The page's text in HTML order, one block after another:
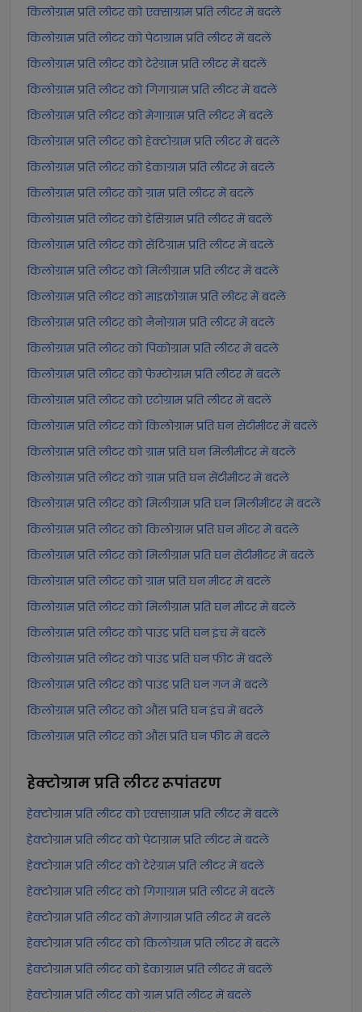
किलोग्राम प्रति लीटर को एक्साग्राम प्रति लीटर में बदलें
किलोग्राम प्रति लीटर को पेटाग्राम प्रति लीटर में बदलें
किलोग्राम प्रति लीटर को टेरेग्राम प्रति लीटर में बदलें
किलोग्राम प्रति लीटर को गिगाग्राम प्रति लीटर में बदलें
किलोग्राम प्रति लीटर को मेगाग्राम प्रति लीटर में बदलें
किलोग्राम प्रति लीटर को हेक्टोग्राम प्रति लीटर में बदलें
किलोग्राम प्रति लीटर को डेकाग्राम प्रति लीटर में बदलें
किलोग्राम प्रति लीटर को ग्राम प्रति लीटर में बदलें
किलोग्राम प्रति लीटर को डेसिग्राम प्रति लीटर में बदलें
किलोग्राम प्रति लीटर को सेंटिग्राम प्रति लीटर में बदलें
किलोग्राम प्रति लीटर को मिलीग्राम प्रति लीटर में बदलें
किलोग्राम प्रति लीटर को माइक्रोग्राम प्रति लीटर में बदलें
किलोग्राम प्रति लीटर को नैनोग्राम प्रति लीटर में बदलें
किलोग्राम प्रति लीटर को पिकोग्राम प्रति लीटर में बदलें
किलोग्राम प्रति लीटर को फेम्टोग्राम प्रति लीटर में बदलें
किलोग्राम प्रति लीटर को एटोग्राम प्रति लीटर में बदलें
किलोग्राम प्रति लीटर को किलोग्राम प्रति घन सेंटीमीटर में बदलें
किलोग्राम प्रति लीटर को ग्राम प्रति घन मिलीमीटर में बदलें
किलोग्राम प्रति लीटर को ग्राम प्रति घन सेंटीमीटर में बदलें
किलोग्राम प्रति लीटर को मिलीग्राम प्रति घन मिलीमीटर में बदलें
किलोग्राम प्रति लीटर को किलोग्राम प्रति घन मीटर में बदलें
किलोग्राम प्रति लीटर को मिलीग्राम प्रति घन सेंटीमीटर में बदलें
किलोग्राम प्रति लीटर को ग्राम प्रति घन मीटर में बदलें
किलोग्राम प्रति लीटर को मिलीग्राम प्रति घन मीटर में बदलें
किलोग्राम प्रति लीटर को पाउंड प्रति घन इंच में बदलें
किलोग्राम प्रति लीटर को पाउंड प्रति घन फीट में बदलें
किलोग्राम प्रति लीटर को पाउंड प्रति घन गज में बदलें
किलोग्राम प्रति लीटर को औंस प्रति घन इंच में बदलें
किलोग्राम प्रति लीटर को औंस प्रति घन फीट में बदलें
हेक्टोग्राम प्रति लीटररूपांतरण
हेक्टोग्राम प्रति लीटर को एक्साग्राम प्रति लीटर में बदलें
हेक्टोग्राम प्रति लीटर को पेटाग्राम प्रति लीटर में बदलें
हेक्टोग्राम प्रति लीटर को टेरेग्राम प्रति लीटर में बदलें
हेक्टोग्राम प्रति लीटर को गिगाग्राम प्रति लीटर में बदलें
हेक्टोग्राम प्रति लीटर को मेगाग्राम प्रति लीटर में बदलें
हेक्टोग्राम प्रति लीटर को किलोग्राम प्रति लीटर में बदलें
हेक्टोग्राम प्रति लीटर को डेकाग्राम प्रति लीटर में बदलें
हेक्टोग्राम प्रति लीटर को ग्राम प्रति लीटर में बदलें